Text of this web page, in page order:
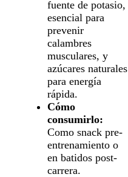
fuente de potasio,
esencial para
prevenir
calambres
musculares, y
azúcares naturales
para energía
rápida.
Cómo
consumirlo:
Como snack pre-
entrenamiento o
en batidos post-
carrera.